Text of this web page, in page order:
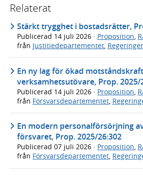
Relaterat
Stärkt trygghet i bostadsrätter,
Publicerad 14 juli 2026 · Proposition,
från Justitiedepartementet,
En ny lag för ökad
verksamhetsutövare, Prop. 2025/
Publicerad 14 juli 2026 · Proposition
från Försvarsdepartementet
En modern personalförsörjning
försvaret, Prop. 2025/26:302
Publicerad 07 juli 2026 · Proposition,
från Försvarsdepartementet,